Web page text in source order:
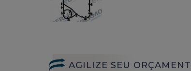
AGILIZE SEU